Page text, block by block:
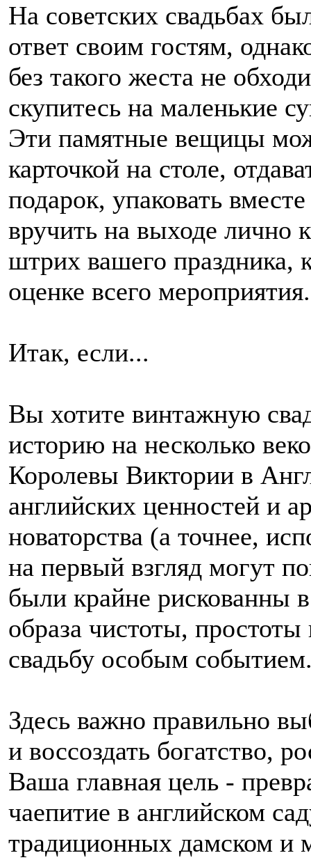
На советских свадьбах
ответ своим гостям,
без такого жеста не
скупитесь на маленькие
Эти памятные вещицы
карточкой на столе,
подарок, упаковать
вручить на выходе лично
штрих вашего
оценке всего мероприятия.
Итак, если...
Вы хотите винтажную
историю на несколько
Королевы Виктории в
английских ценностей и
новаторства (а точнее,
на первый взгляд могут
были крайне рискованны
образа чистоты,
свадьбу особым
Здесь важно правильно
и воссоздать богатство,
Ваша главная цель -
чаепитие в английском
традиционных дамском и